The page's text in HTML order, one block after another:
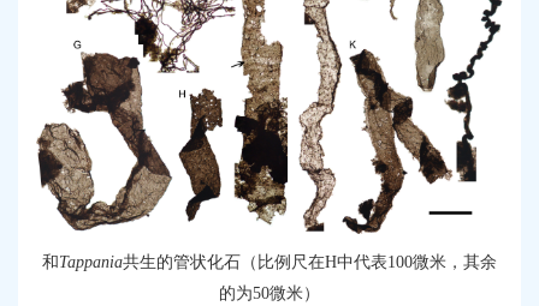
和 Tappania共生的管状化石 （比例尺在H中代表100微米 ， 其余
的为50微米）